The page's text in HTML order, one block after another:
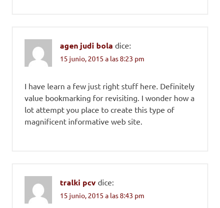
agen judi bola dice:
15 junio, 2015 a las 8:23 pm
I have learn a few just right stuff here. Definitely
value bookmarking for revisiting. I wonder how a
lot attempt you place to create this type of
magnificent informative web site.
tralki pcv dice:
15 junio, 2015 a las 8:43 pm